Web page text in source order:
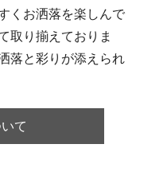
くお洒落を楽しんで
取り揃えておりま
落と彩りが添えられ
て